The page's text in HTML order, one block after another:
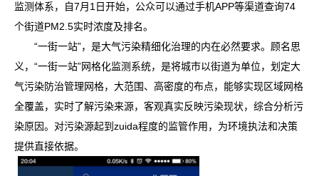
监测体系，自7月1日开始，公众可以通过手机APP等渠道查询74
个街道PM2.5实时浓度及排名。
“一街一站”，是大气污染精细化治理的内在必然要求。顾名思
义，“一街一站”网格化监测系统，是将城市以街道为单位，划定大
气污染防治管理网格，大范围、高密度的布点，能够实现区域网格
全覆盖，实时了解污染来源，客观真实反映污染现状，综合分析污
染原因。对污染源起到zuida程度的监管作用，为环境执法和决策
提供直接依据。